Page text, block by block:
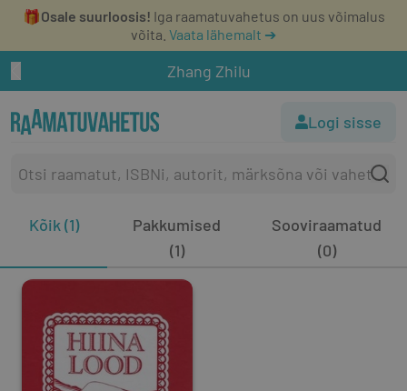
🎁Osale suurloosis! Iga raamatuvahetus on uus võimalus
võita. Vaata lähemalt ➔
Zhang Zhilu
Logi sisse
Kõik (1)
Pakkumised
(1)
Sooviraamatud
(0)